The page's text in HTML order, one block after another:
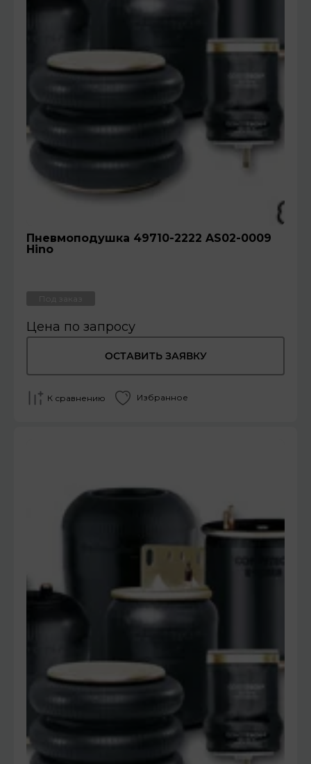
Пневмоподушка 49710-2222 AS02-0009
Hino
Цена по запросу
ОСТАВИТЬ ЗАЯВКУ
К сравнению Избранное